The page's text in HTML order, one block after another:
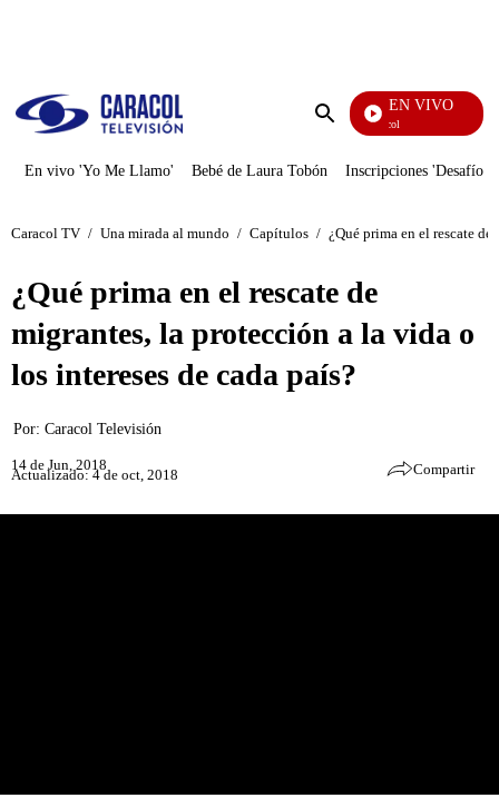
Enviar
EN VIVO
Noticias Caracol
En vivo 'Yo Me Llamo' Bebé de Laura Tobón Inscripciones 'Desafío'
Caracol TV / Una mirada al mundo / Capítulos / ¿Qué prima en el rescate
¿Qué prima en el rescate de
migrantes, la protección a la vida o
los intereses de cada país?
Por: Caracol Televisión
14 de Jun, 2018
Actualizado: 4 de oct, 2018 Compartir